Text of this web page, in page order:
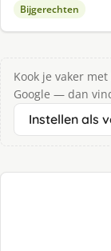
Bijgerechten
Kook je vaker
Google — dan
Instellen als